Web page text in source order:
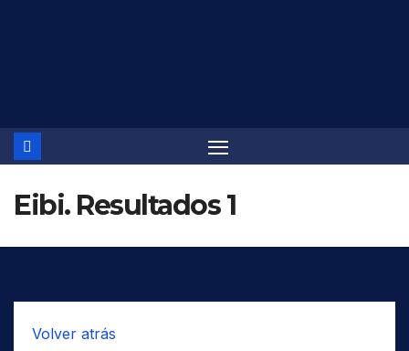
Eibi. Resultados 1
Volver atrás